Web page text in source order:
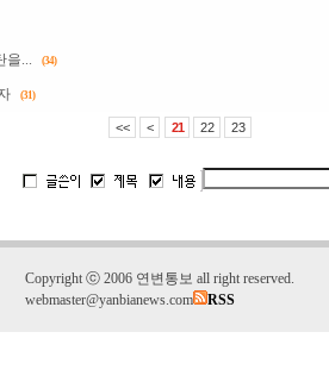
을... (34)
(31)
<< < 21 22 23
Copyright ⓒ 2006 연변통보 all right reserved.
webmaster@yanbianews.com
RSS